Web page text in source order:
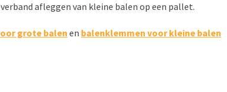
afleggen van kleine balen op een pallet.
grote balen en balenklemmen voor kleine balen